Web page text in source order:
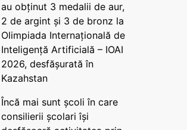
au obținut 3 medalii de aur,
2 de argint și 3 de bronz la
Olimpiada Internațională de
Inteligență Artificială – IOAI
2026, desfășurată în
Kazahstan
Încă mai sunt școli în care
consilierii școlari își